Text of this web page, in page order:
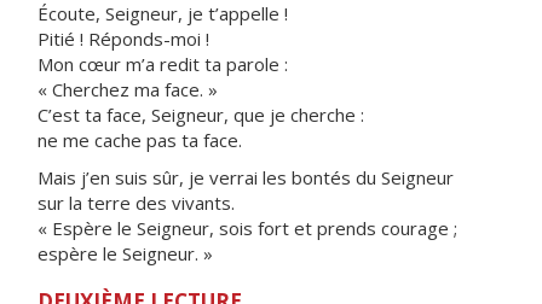
Écoute, Seigneur, je t’appelle !
Pitié ! Réponds-moi !
Mon cœur m’a redit ta parole :
« Cherchez ma face. »
C’est ta face, Seigneur, que je cherche :
ne me cache pas ta face.
Mais j’en suis sûr, je verrai les bontés du Seigneur
sur la terre des vivants.
« Espère le Seigneur, sois fort et prends courage ;
espère le Seigneur. »